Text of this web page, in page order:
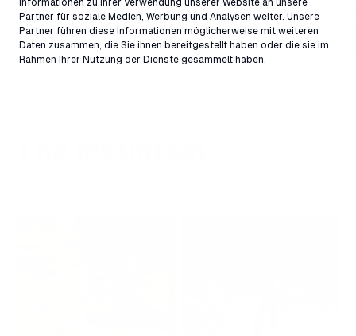
Partner für soziale Medien, Werbung und Analysen weiter. Unsere
Partner führen diese Informationen möglicherweise mit weiteren
Daten zusammen, die Sie ihnen bereitgestellt haben oder die sie im
Rahmen Ihrer Nutzung der Dienste gesammelt haben.
- ob sportlich, musikalisch oder
kulturell. In LAAX wird dir auch
abseits des Schnees garantiert
für deinen Aufenthalt.
rocksresort und das
liegen direkt an der